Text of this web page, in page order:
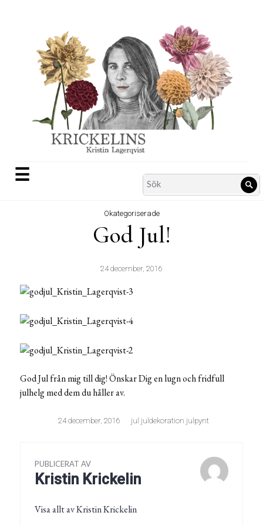
☰
Search
for:
Okategoriserade
God Jul!
24 december, 2016
God Jul från mig till dig! Önskar Dig en lugn och fridfull
julhelg med dem du håller av.
24 december, 2016 jul juldekoration julpynt
PUBLICERAT AV
Kristin Krickelin
Visa allt av Kristin Krickelin